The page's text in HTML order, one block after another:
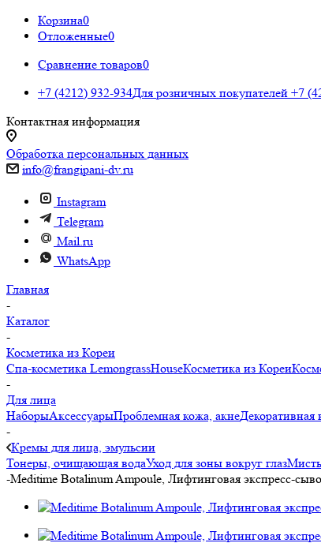
Корзина0
Отложенные0
Сравнение товаров0
+7 (4212) 932-934Для розничных покупателей +7
Контактная информация
Обработка персональных данных
info@frangipani-dv.ru
Instagram
Telegram
Mail.ru
WhatsApp
Главная
-
Каталог
-
Косметика из Кореи
Спа-косметика LemongrassHouseКосметика из Кореи
-
Для лица
НаборыАксессуарыПроблемная кожа, акнеДекоративная
-
Кремы для лица, эмульсии
Тонеры, очищающая водаУход для зоны вокруг глаз
-Meditime Botalinum Ampoule, Лифтинговая экспресс-